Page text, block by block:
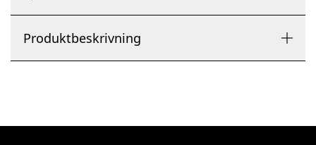
Produktbeskrivning